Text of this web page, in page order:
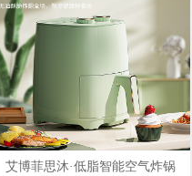
艾博菲思沐·低脂智能空气炸锅